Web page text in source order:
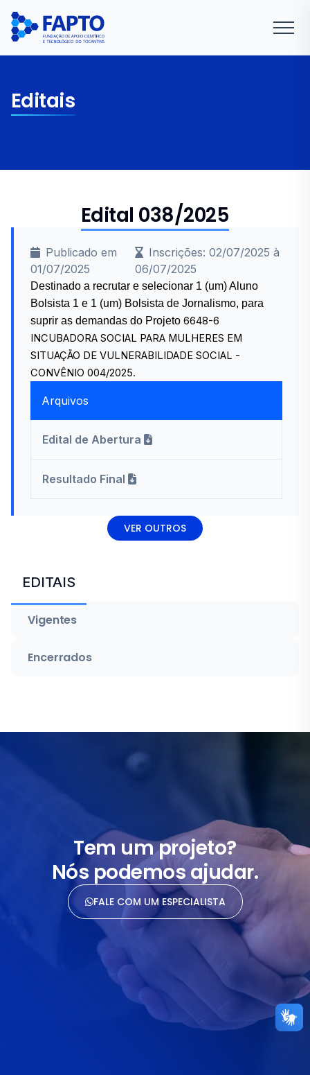
Editais
EDITAIS
Vigentes
Encerrados
Edital 038/2025
Publicado em
01/07/2025
Inscrições: 02/07/2025 à
06/07/2025
Destinado a recrutar e selecionar 1 (um) Aluno
Bolsista 1 e 1 (um) Bolsista de Jornalismo, para
suprir as demandas do Projeto 6648-6
INCUBADORA SOCIAL PARA MULHERES EM
SITUAÇÃO DE VULNERABILIDADE SOCIAL -
CONVÊNIO 004/2025.
Arquivos
Edital de Abertura
Resultado Final
VER OUTROS
Tem um projeto?
Nós podemos ajudar.
FALE COM UM ESPECIALISTA